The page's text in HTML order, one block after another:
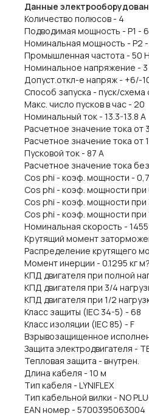
Данные
Количество полюсов - 4
Подводимая мощность - P1 -
Номинальная мощность - P2 -
Промышленная частота - 50
Номинальное напряжение - 3
Допуст.откл-е напряж - +6/-
Способ запуска - пуск/
Макс. число пусков в час - 20
Номинальный ток - 13.3-13.8 A
Расчетное значение тока от
Расчетное значение тока от
Пусковой ток - 87 A
Расчетное значение тока
Cos phi - коэф. мощности -
Cos phi - коэф. мощности при
Cos phi - коэф. мощности при
Cos phi - коэф. мощности при
Номинальная скорость -
Крутящий момент
Распределение крутящего
Момент инерции - 0.1295 кг м?
КПД двигателя при полной
КПД двигателя при 3/4
КПД двигателя при 1/2
Класс защиты (IEC 34-5) - 68
Класс изоляции (IEC 85) - F
Взрывозащищенное
Защита электродвигателя
Тепловая защита - внутрен.
Длина кабеля - 10 м
Тип кабеля - LYNIFLEX
Тип кабельной вилки - NO
EAN номер - 5700395063004